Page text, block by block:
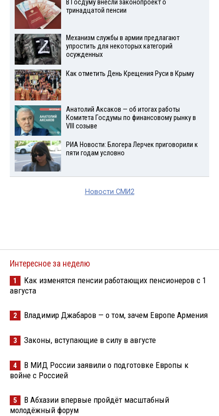
В Госдуму внесли законопроект о
тринадцатой пенсии
Механизм службы в армии предлагают
упростить для некоторых категорий
осужденных
Как отметить День Крещения Руси в Крыму
Анатолий Аксаков — об итогах работы
Комитета Госдумы по финансовому рынку в
VIII созыве
РИА Новости: Блогера Лерчек приговорили к
пяти годам условно
Новости СМИ2
Интересное за неделю
1
Как изменятся пенсии работающих пенсионеров с 1
августа
2 Владимир Джабаров — о том, зачем Европе Армения
3 Законы, вступающие в силу в августе
4
В МИД России заявили о подготовке Европы к
войне с Россией
5
В Абхазии впервые пройдёт масштабный
молодёжный форум